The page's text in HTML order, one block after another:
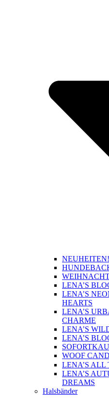
NEUHEITEN!
LENA’S
LENA’S
HEARTS
LENA’S
CHARME
LENA’S
LENA’S
WOOF
LENA’S
LENA’S
DREAMS
Halsbänder